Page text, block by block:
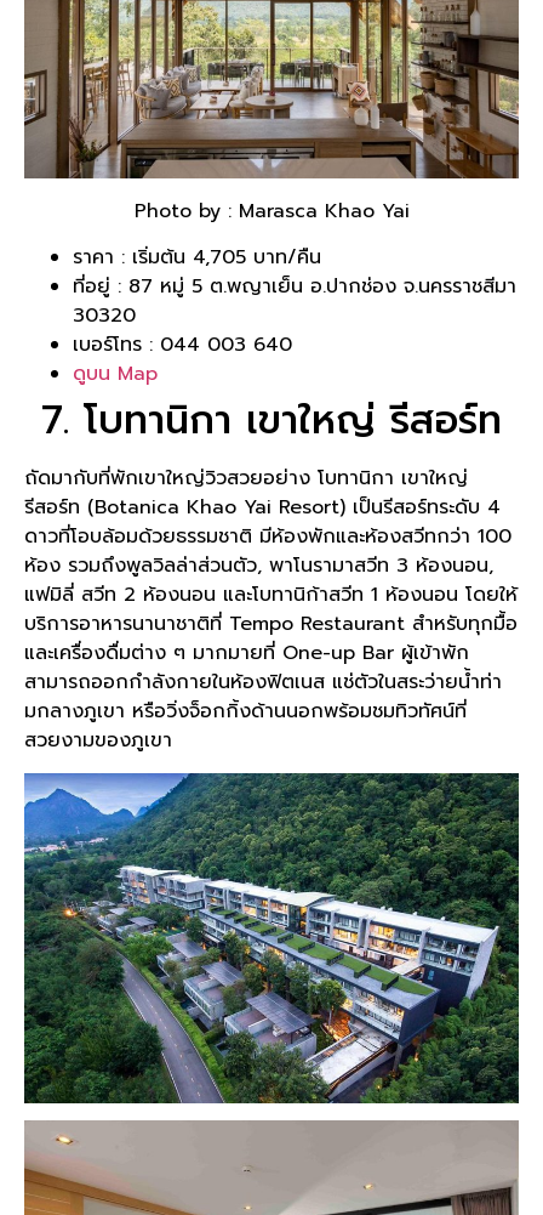
Photo by : Marasca Khao Yai
ราคา : เริ่มต้น 4,705 บาท/คืน
ที่อยู่ : 87 หมู่ 5 ต.พญาเย็น อ.ปากช่อง จ.นครราชสีมา
30320
เบอร์โทร : 044 003 640
ดูบน Map
7. โบทานิกา เขาใหญ่ รีสอร์ท
ถัดมากับที่พักเขาใหญ่วิวสวยอย่าง โบทานิกา เขาใหญ่
รีสอร์ท (Botanica Khao Yai Resort) เป็นรีสอร์ทระดับ 4
ดาวที่โอบล้อมด้วยธรรมชาติ มีห้องพักและห้องสวีทกว่า 100
ห้อง รวมถึงพูลวิลล่าส่วนตัว, พาโนรามาสวีท 3 ห้องนอน,
แฟมิลี่ สวีท 2 ห้องนอน และโบทานิก้าสวีท 1 ห้องนอน โดยให้
บริการอาหารนานาชาติที่ Tempo Restaurant สำหรับทุกมื้อ
และเครื่องดื่มต่าง ๆ มากมายที่ One-up Bar ผู้เข้าพัก
สามารถออกกำลังกายในห้องฟิตเนส แช่ตัวในสระว่ายน้ำท่า
มกลางภูเขา หรือวิ่งจ็อกกิ้งด้านนอกพร้อมชมทิวทัศน์ที่
สวยงามของภูเขา